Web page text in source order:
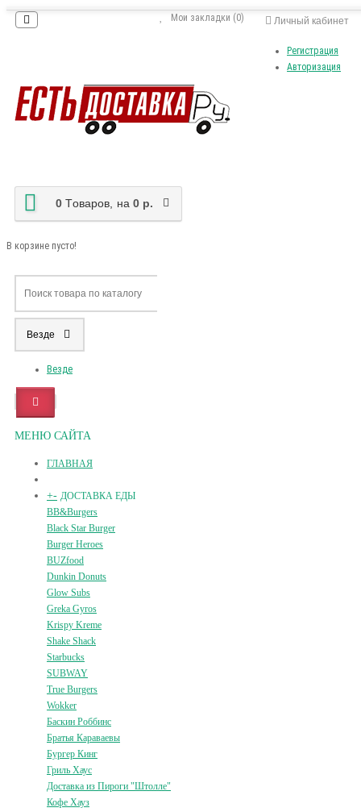
Личный кабинет
Регистрация
Авторизация
Мои закладки (0)
0 Tоваров, на 0 р.
В корзине пусто!
Везде
Везде
МЕНЮ САЙТА
ГЛАВНАЯ
+- ДОСТАВКА ЕДЫ
BB&Burgers
Black Star Burger
Burger Heroes
BUZfood
Dunkin Donuts
Glow Subs
Greka Gyros
Krispy Kreme
Shake Shack
Starbucks
SUBWAY
True Burgers
Wokker
Баскин Роббинс
Братья Караваевы
Бургер Кинг
Гриль Хаус
Доставка из Пироги "Штолле"
Кофе Хауз